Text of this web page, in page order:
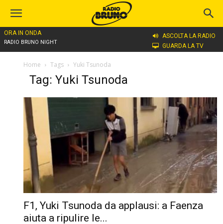
ORA IN ONDA
RADIO BRUNO NIGHT
ASCOLTA LA RADIO
GUARDA LA TV
Home Tags Yuki Tsunoda
Tag: Yuki Tsunoda
F1, Yuki Tsunoda da applausi: a Faenza
aiuta a ripulire le...